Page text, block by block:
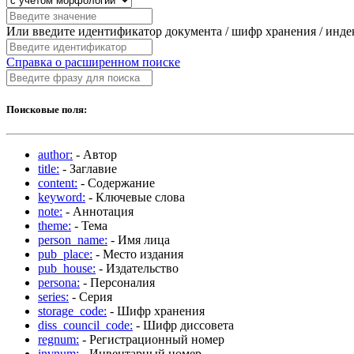
Или введите идентификатор документа / шифр хранения /
Справка о расширенном поиске
Поисковые поля:
author: - Автор
title: - Заглавие
content: - Содержание
keyword: - Ключевые слова
note: - Аннотация
theme: - Тема
person_name: - Имя лица
pub_place: - Место издания
pub_house: - Издательство
persona: - Персоналия
series: - Серия
storage_code: - Шифр хранения
diss_council_code: - Шифр диссовета
regnum: - Регистрационный номер